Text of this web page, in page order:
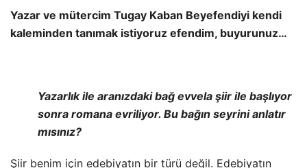
Yazar ve mütercim Tugay Kaban Beyefendiyi kendi
kaleminden tanımak istiyoruz efendim, buyurunuz…
Yazarlık ile aranızdaki bağ evvela şiir ile başlıyor
sonra romana evriliyor. Bu bağın seyrini anlatır
mısınız?
Şiir benim için edebiyatın bir türü değil. Edebiyatın